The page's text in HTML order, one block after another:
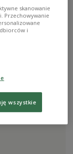
skanowanie
Przechowywanie
i
wszystkie